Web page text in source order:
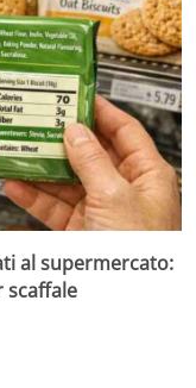
al supermercato:
scaffale